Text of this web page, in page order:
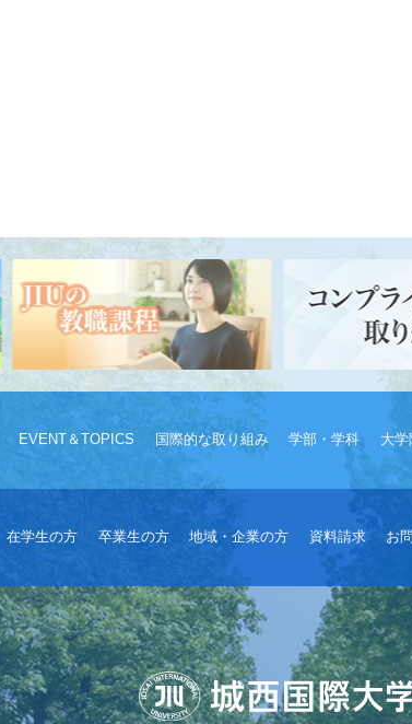
EVENT＆TOPICS 国際的な取り組み 学部・学科 大
在学生の方 卒業生の方 地域・企業の方 資料請求 お